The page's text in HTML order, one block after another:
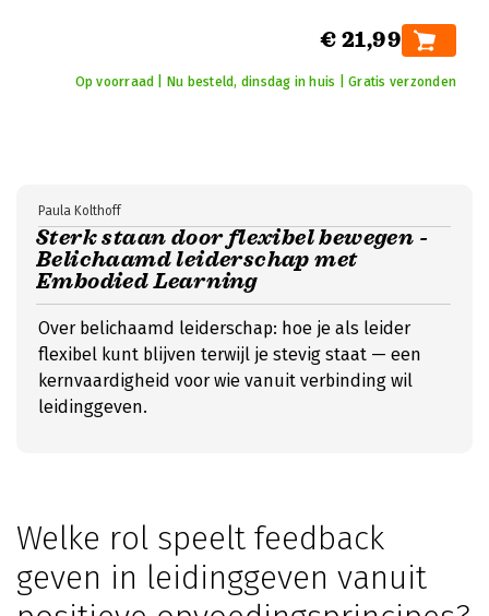
€ 21,99
Op voorraad | Nu besteld, dinsdag in huis | Gratis verzonden
Sterk staan door flexibel bewegen -
Belichaamd leiderschap met
Embodied Learning
Paula Kolthoff
Over belichaamd leiderschap: hoe je als leider
flexibel kunt blijven terwijl je stevig staat — een
kernvaardigheid voor wie vanuit verbinding wil
leidinggeven.
Welke rol speelt feedback
geven in leidinggeven vanuit